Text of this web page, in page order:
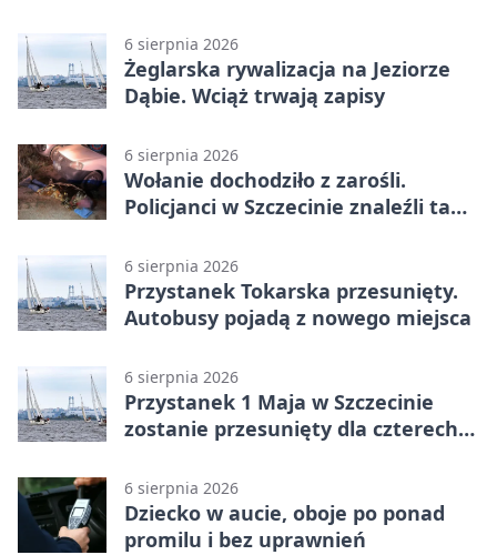
6 sierpnia 2026
Żeglarska rywalizacja na Jeziorze
Dąbie. Wciąż trwają zapisy
6 sierpnia 2026
Wołanie dochodziło z zarośli.
Policjanci w Szczecinie znaleźli tam
6 sierpnia 2026
Przystanek Tokarska przesunięty.
Autobusy pojadą z nowego miejsca
6 sierpnia 2026
Przystanek 1 Maja w Szczecinie
zostanie przesunięty dla czterech
6 sierpnia 2026
Dziecko w aucie, oboje po ponad
promilu i bez uprawnień